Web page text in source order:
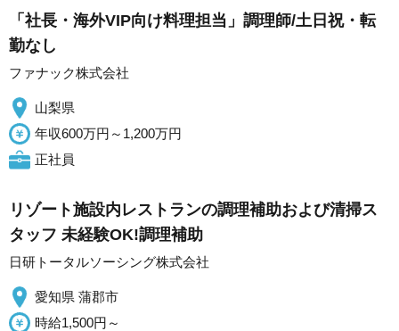
「社長・海外VIP向け料理担当」調理師/土日祝・転
勤なし
ファナック株式会社
山梨県
年収600万円～1,200万円
正社員
リゾート施設内レストランの調理補助および清掃ス
タッフ 未経験OK!調理補助
日研トータルソーシング株式会社
愛知県 蒲郡市
時給1,500円～